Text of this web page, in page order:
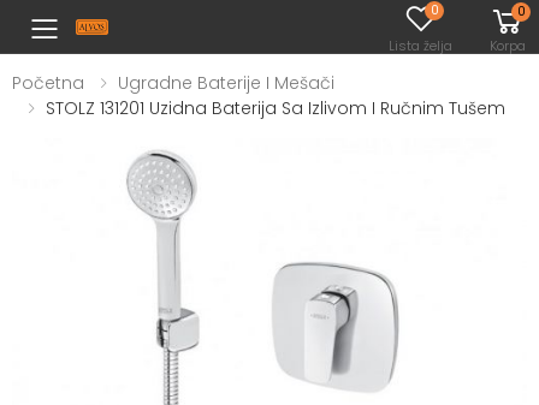
Toggle mobile menu
0
Lista želja
0
Korpa
Početna
Ugradne Baterije I Mešači
STOLZ 131201 Uzidna Baterija Sa Izlivom I Ručnim Tušem